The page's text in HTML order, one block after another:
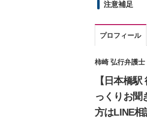
注意補足
プロフィール
柿崎 弘行弁護
【日本橋
っくりお聞
方はLINE相